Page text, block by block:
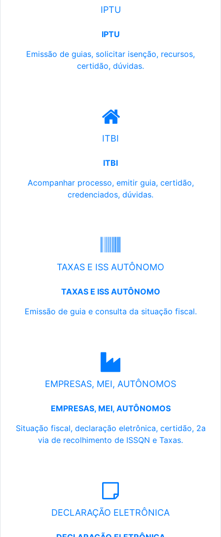
IPTU
IPTU
Emissão de guias, solicitar isenção, recursos,
certidão, dúvidas.
ITBI
ITBI
Acompanhar processo, emitir guia, certidão,
credenciados, dúvidas.
TAXAS E ISS AUTÔNOMO
TAXAS E ISS AUTÔNOMO
Emissão de guia e consulta da situação fiscal.
EMPRESAS, MEI, AUTÔNOMOS
EMPRESAS, MEI, AUTÔNOMOS
Situação fiscal, declaração eletrônica, certidão, 2a
via de recolhimento de ISSQN e Taxas.
DECLARAÇÃO ELETRÔNICA